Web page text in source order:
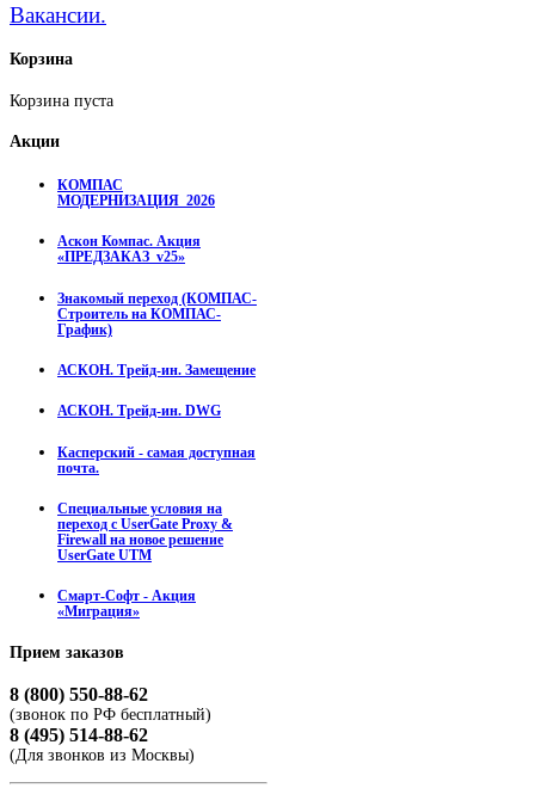
Вакансии.
Корзина
Корзина пуста
Акции
КОМПАС
МОДЕРНИЗАЦИЯ_2026
Аскон Компас. Акция
«ПРЕДЗАКАЗ_v25»
Знакомый переход (КОМПАС-
Строитель на КОМПАС-
График)
АСКОН. Трейд-ин. Замещение
АСКОН. Трейд-ин. DWG
Касперский - самая доступная
почта.
Специальные условия на
переход с UserGate Proxy &
Firewall на новое решение
UserGate UTM
Смарт-Софт - Акция
«Миграция»
Прием заказов
8 (800) 550-88-62
(звонок по РФ бесплатный)
8 (495) 514-88-62
(Для звонков из Москвы)